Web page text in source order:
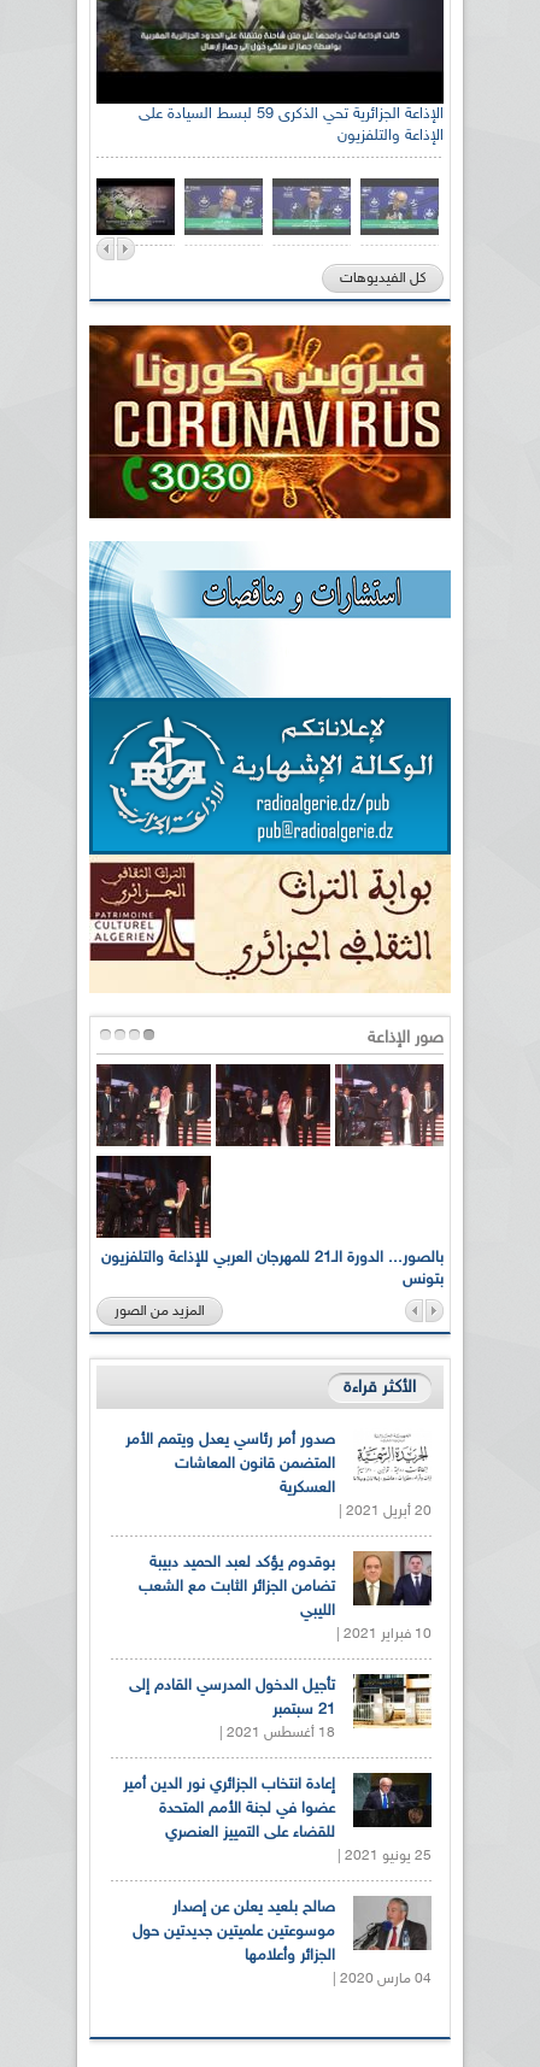
الإذاعة الجزائرية تحي الذكرى 59 لبسط السيادة على
الإذاعة والتلفزيون
كل الفيديوهات
صور الإذاعة
بالصور... الدورة الـ21 للمهرجان العربي للإذاعة والتلفزيون
بتونس
المزيد من الصور
الأكثر قراءة
صدور أمر رئاسي يعدل ويتمم الأمر
المتضمن قانون المعاشات
العسكرية
20 أبريل 2021 |
بوقدوم يؤكد لعبد الحميد دبيبة
تضامن الجزائر الثابت مع الشعب
الليبي
10 فبراير 2021 |
تأجيل الدخول المدرسي القادم إلى
21 سبتمبر
18 أغسطس 2021 |
إعادة انتخاب الجزائري نور الدين أمير
عضوا في لجنة الأمم المتحدة
للقضاء على التمييز العنصري
25 يونيو 2021 |
صالح بلعيد يعلن عن إصدار
موسوعتين علميتين جديدتين حول
الجزائر وأعلامها
04 مارس 2020 |